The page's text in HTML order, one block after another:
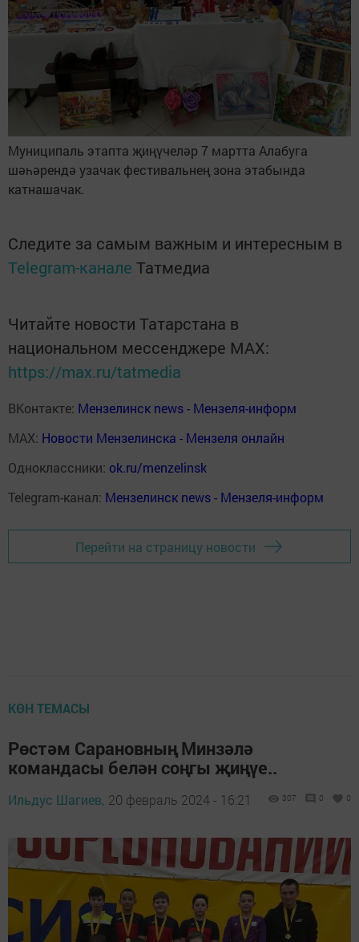
Муниципаль этапта җиңүчеләр 7 мартта Алабуга
шәһәрендә узачак фестивальнең зона этабында
катнашачак.
Следите за самым важным и интересным в
Telegram-канале Татмедиа
Читайте новости Татарстана в
национальном мессенджере MАХ:
https://max.ru/tatmedia
ВКонтакте: Мензелинск news - Мензеля-информ
MAX: Новости Мензелинска - Мензеля онлайн
Одноклассники: ok.ru/menzelinsk
Telegram-канал: Мензелинск news - Мензеля-информ
Перейти на страницу новости
КӨН ТЕМАСЫ
Рөстәм Сарановның Минзәлә
командасы белән соңгы җиңүе..
Ильдус Шагиев, 20 февраль 2024 - 16:21 307 0 0